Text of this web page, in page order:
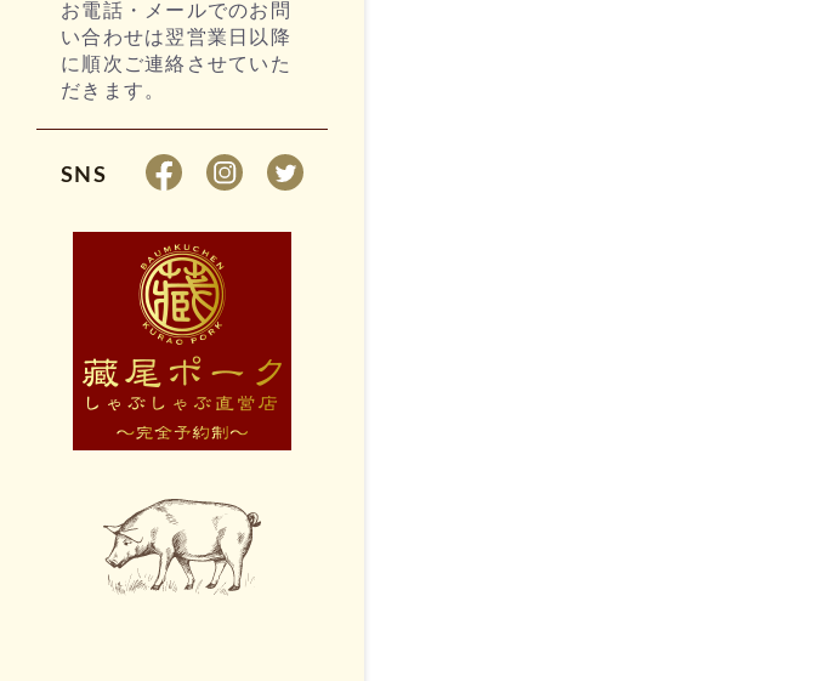
お電話・メールでのお問
い合わせは翌営業日以降
に順次ご連絡させていた
だきます。
SNS